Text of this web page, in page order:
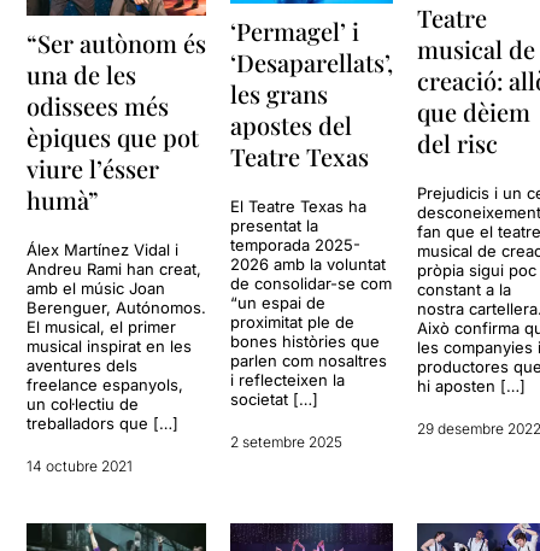
“Ser autònom és
una de les
odissees més
èpiques que pot
viure l’ésser
humà”
Álex Martínez Vidal i
Andreu Rami han creat,
amb el músic Joan
Berenguer, Autónomos.
El musical, el primer
musical inspirat en les
aventures dels
freelance espanyols,
un col·lectiu de
treballadors que […]
14 octubre 2021
‘Permagel’ i
‘Desaparellats’,
les grans
apostes del
Teatre Texas
El Teatre Texas ha
presentat la
temporada 2025-
2026 amb la voluntat
de consolidar-se com
“un espai de
proximitat ple de
bones històries que
parlen com nosaltres
i reflecteixen la
societat […]
2 setembre 2025
Teatre
musical de
creació:
que dèiem
del risc
Prejudicis i un
fan que el
musical de
pròpia sigui poc
constant a la
nostra
Això confirma
les companyies
productores
hi aposten […]
29 desembre